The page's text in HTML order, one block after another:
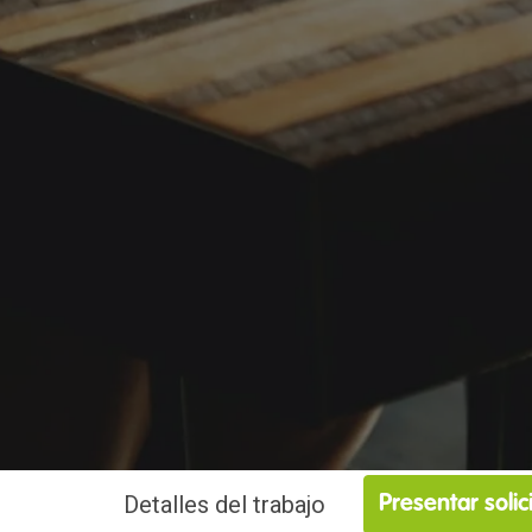
Detalles del trabajo Presentar